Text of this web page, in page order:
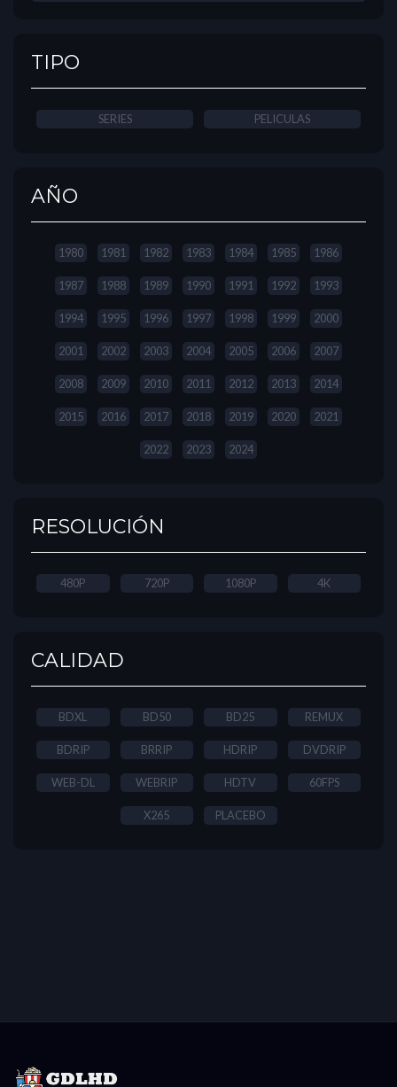
TIPO
SERIES PELICULAS
AÑO
1980 1981 1982 1983 1984 1985 1986
1987 1988 1989 1990 1991 1992 1993
1994 1995 1996 1997 1998 1999 2000
2001 2002 2003 2004 2005 2006 2007
2008 2009 2010 2011 2012 2013 2014
2015 2016 2017 2018 2019 2020 2021
2022 2023 2024
RESOLUCIÓN
480P 720P 1080P 4K
CALIDAD
BDXL BD50 BD25 REMUX
BDRIP BRRIP HDRIP DVDRIP
WEB-DL WEBRIP HDTV 60FPS
X265 PLACEBO